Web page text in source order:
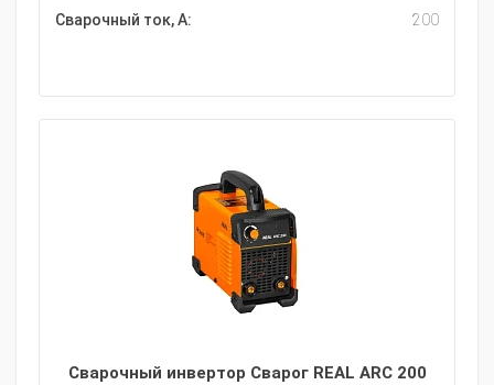
Сварочный ток, А:
200
Сварочный инвертор Сварог REAL ARC 200